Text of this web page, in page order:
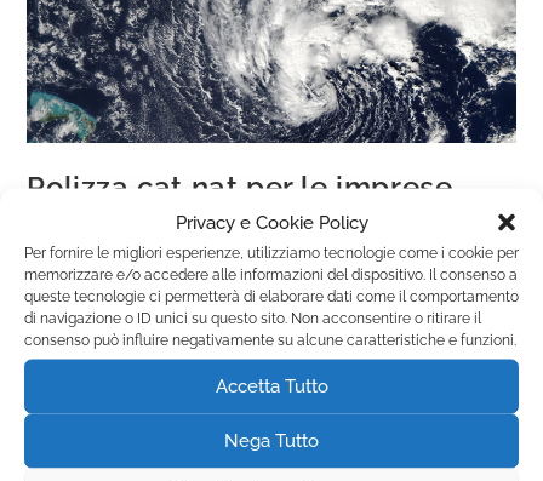
Privacy e Cookie Policy
Per fornire le migliori esperienze, utilizziamo tecnologie come i cookie per
memorizzare e/o accedere alle informazioni del dispositivo. Il consenso a
queste tecnologie ci permetterà di elaborare dati come il comportamento
di navigazione o ID unici su questo sito. Non acconsentire o ritirare il
consenso può influire negativamente su alcune caratteristiche e funzioni.
Accetta Tutto
Nega Tutto
Polizza cat nat per le imprese
Novità
Continua A Leggere
Tutto quello che le imprese devono sapere sulla polizza Cat
Nat Scopri tutto sulla polizza catastrofi naturali per le